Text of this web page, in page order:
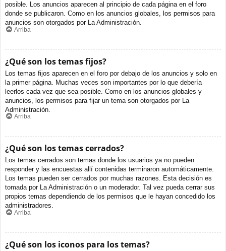
posible. Los anuncios aparecen al principio de cada página en el foro
donde se publicaron. Como en los anuncios globales, los permisos para
anuncios son otorgados por La Administración.
Arriba
¿Qué son los temas fijos?
Los temas fijos aparecen en el foro por debajo de los anuncios y solo en
la primer página. Muchas veces son importantes por lo que debería
leerlos cada vez que sea posible. Como en los anuncios globales y
anuncios, los permisos para fijar un tema son otorgados por La
Administración.
Arriba
¿Qué son los temas cerrados?
Los temas cerrados son temas donde los usuarios ya no pueden
responder y las encuestas allí contenidas terminaron automáticamente.
Los temas pueden ser cerrados por muchas razones. Esta decisión es
tomada por La Administración o un moderador. Tal vez pueda cerrar sus
propios temas dependiendo de los permisos que le hayan concedido los
administradores.
Arriba
¿Qué son los iconos para los temas?